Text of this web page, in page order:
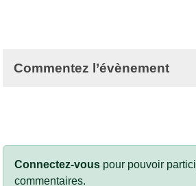
Commentez l’évènement
Connectez-vous pour pouvoir
commentaires.